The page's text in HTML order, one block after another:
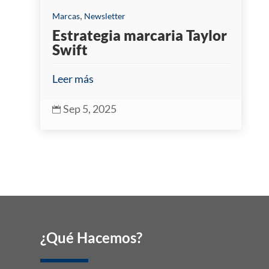
Marcas, Newsletter
Estrategia marcaria Taylor
Swift
Leer más
 Sep 5, 2025
¿Qué Hacemos?